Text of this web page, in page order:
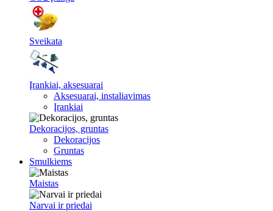
Sveikata
Įrankiai, aksesuarai
Aksesuarai, instaliavimas
Įrankiai
Dekoracijos, gruntas
Dekoracijos
Gruntas
Smulkiems
Maistas
Narvai ir priedai